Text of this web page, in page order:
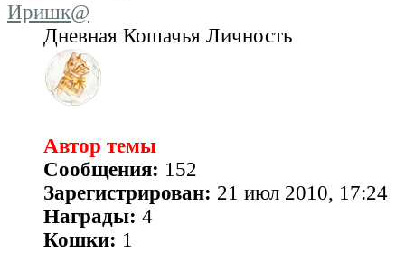
Иришк@
Дневная Кошачья Личность
Автор темы
Сообщения: 152
Зарегистрирован: 21 июл 2010, 17:24
Награды: 4
Кошки: 1